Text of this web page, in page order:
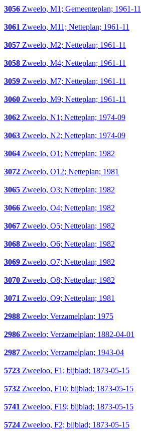
3056 Zweelo, M1; Gemeenteplan; 1961-11
3061 Zweelo, M11; Netteplan; 1961-11
3057 Zweelo, M2; Netteplan; 1961-11
3058 Zweelo, M4; Netteplan; 1961-11
3059 Zweelo, M7; Netteplan; 1961-11
3060 Zweelo, M9; Netteplan; 1961-11
3062 Zweelo, N1; Netteplan; 1974-09
3063 Zweelo, N2; Netteplan; 1974-09
3064 Zweelo, O1; Netteplan; 1982
3072 Zweelo, O12; Netteplan; 1981
3065 Zweelo, O3; Netteplan; 1982
3066 Zweelo, O4; Netteplan; 1982
3067 Zweelo, O5; Netteplan; 1982
3068 Zweelo, O6; Netteplan; 1982
3069 Zweelo, O7; Netteplan; 1982
3070 Zweelo, O8; Netteplan; 1982
3071 Zweelo, O9; Netteplan; 1981
2988 Zweelo; Verzamelplan; 1975
2986 Zweelo; Verzamelplan; 1882-04-01
2987 Zweelo; Verzamelplan; 1943-04
5723 Zweeloo, F1; bijblad; 1873-05-15
5732 Zweeloo, F10; bijblad; 1873-05-15
5741 Zweeloo, F19; bijblad; 1873-05-15
5724 Zweeloo, F2; bijblad; 1873-05-15